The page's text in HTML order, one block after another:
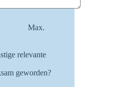
Max.
relevante
geworden?